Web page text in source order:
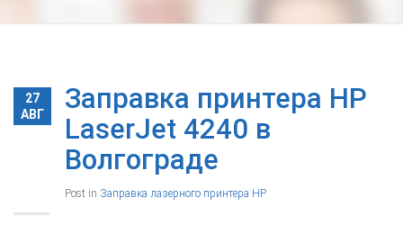
27
АВГ
Заправка принтера HP
LaserJet 4240 в
Волгограде
Post in Заправка лазерного принтера HP